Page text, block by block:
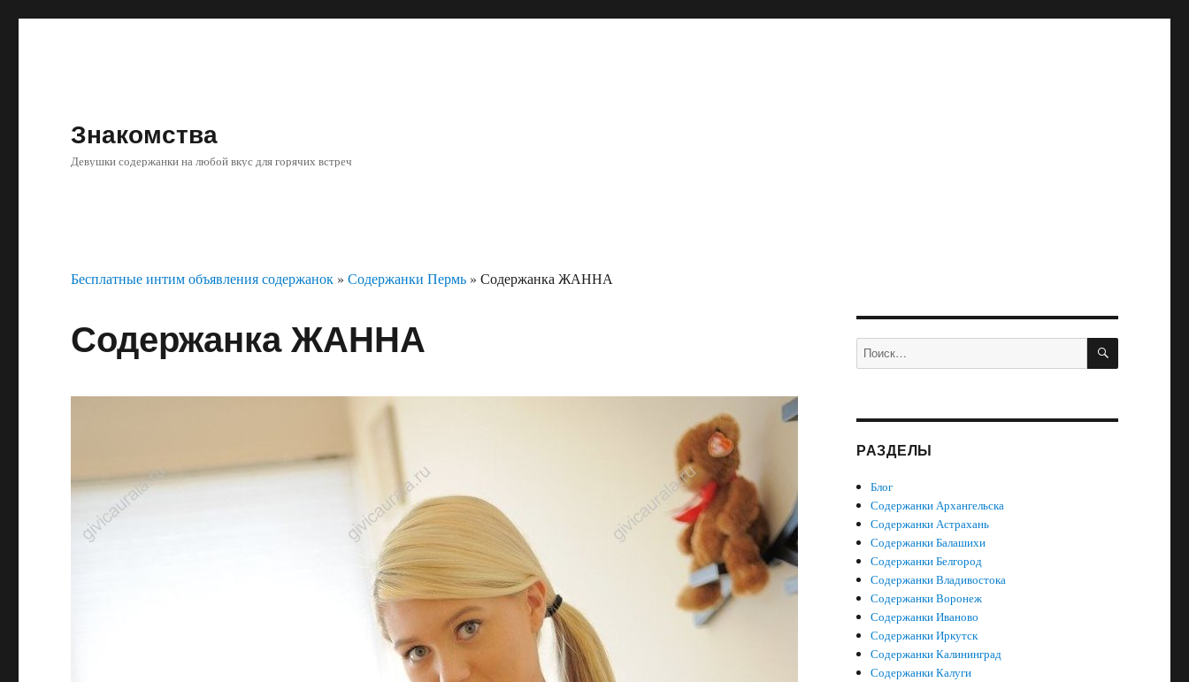
Знакомства
Девушки содержанки на любой вкус для горячих встреч
Бесплатные интим объявления содержанок»Содержанки Пермь»Содержанка ЖАННА
Содержанка ЖАННА Искать: ПОИСК
РАЗДЕЛЫ
Блог
Содержанки Архангельска
Содержанки Астрахань
Содержанки Балашихи
Содержанки Белгород
Содержанки Владивостока
Содержанки Воронеж
Содержанки Иваново
Содержанки Иркутск
Содержанки Калининград
Содержанки Калуги